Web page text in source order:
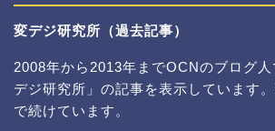
変デジ研究所（過去記事）
2008年から2013年までOCNのブログ
デジ研究所」の記事を表示しています
で続けています。